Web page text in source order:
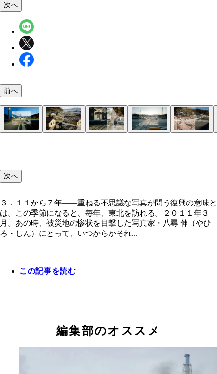
次へ
前へ
次へ
３．１１から７年――重ねる不思議な写真が問う復興の意味と
は。この季節になると、毎年、東北を訪れる。２０１１年３
月。あの時、被災地の惨状を目撃した写真家・八尋 伸（やひ
ろ・しん）にとって、いつからかそれ...
この記事を読む
編集部のオススメ